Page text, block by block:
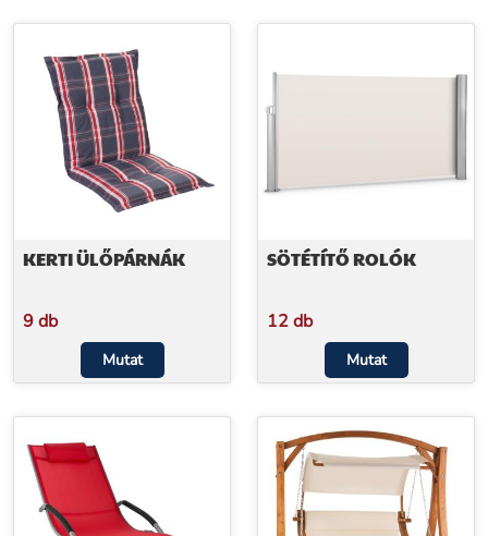
KERTI ÜLŐPÁRNÁK
9 db
Mutat
SÖTÉTÍTŐ ROLÓK
12 db
Mutat